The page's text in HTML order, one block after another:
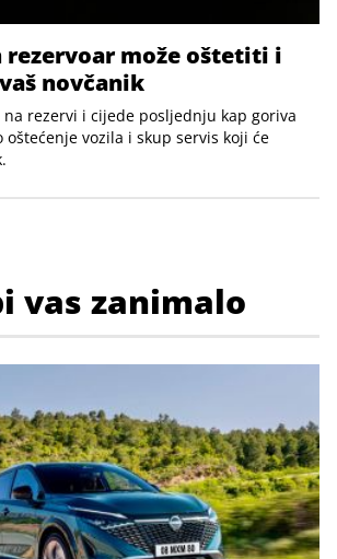
rezervoar može oštetiti i
novčanik
na rezervi i cijede posljednju kap goriva
vozila i skup servis koji će
vas zanimalo